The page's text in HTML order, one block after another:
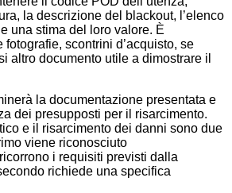
la descrizione del blackout, l’elenco
una stima del loro valore. È
scontrini d’acquisto, se
altro documento utile a dimostrare il
la documentazione presentata e
dei presupposti per il risarcimento.
e il risarcimento dei danni sono due
viene riconosciuto
i requisiti previsti dalla
richiede una specifica